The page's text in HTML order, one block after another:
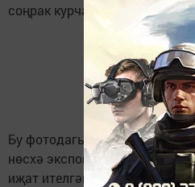
соңрак курчакны кызы
Бу фотодагы бюстны
нөсхә экспонатларының
иҗат ителгән. Аның бер